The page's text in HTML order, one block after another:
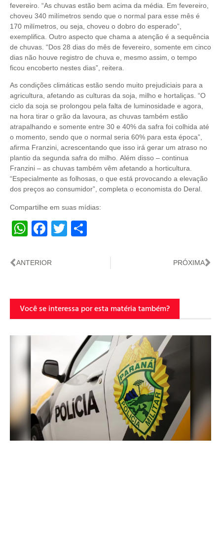
fevereiro. “As chuvas estão bem acima da média. Em fevereiro,
choveu 340 milímetros sendo que o normal para esse mês é
170 milímetros, ou seja, choveu o dobro do esperado”,
exemplifica. Outro aspecto que chama a atenção é a sequência
de chuvas. “Dos 28 dias do mês de fevereiro, somente em cinco
dias não houve registro de chuva e, mesmo assim, o tempo
ficou encoberto nestes dias”, reitera.
As condições climáticas estão sendo muito prejudiciais para a
agricultura, afetando as culturas da soja, milho e hortaliças. “O
ciclo da soja se prolongou pela falta de luminosidade e agora,
na hora tirar o grão da lavoura, as chuvas também estão
atrapalhando e somente entre 30 e 40% da safra foi colhida até
o momento, sendo que o normal seria 60% para esta época”,
afirma Franzini, acrescentando que isso irá gerar um atraso no
plantio da segunda safra do milho. Além disso – continua
Franzini – as chuvas também vêm afetando a horticultura.
“Especialmente as folhosas, o que está provocando a elevação
dos preços ao consumidor”, completa o economista do Deral.
Compartilhe em suas mídias:
WhatsApp
Facebook
Twitter
ANTERIOR PRÓXIMA
Você se interessa por esta matéria também?